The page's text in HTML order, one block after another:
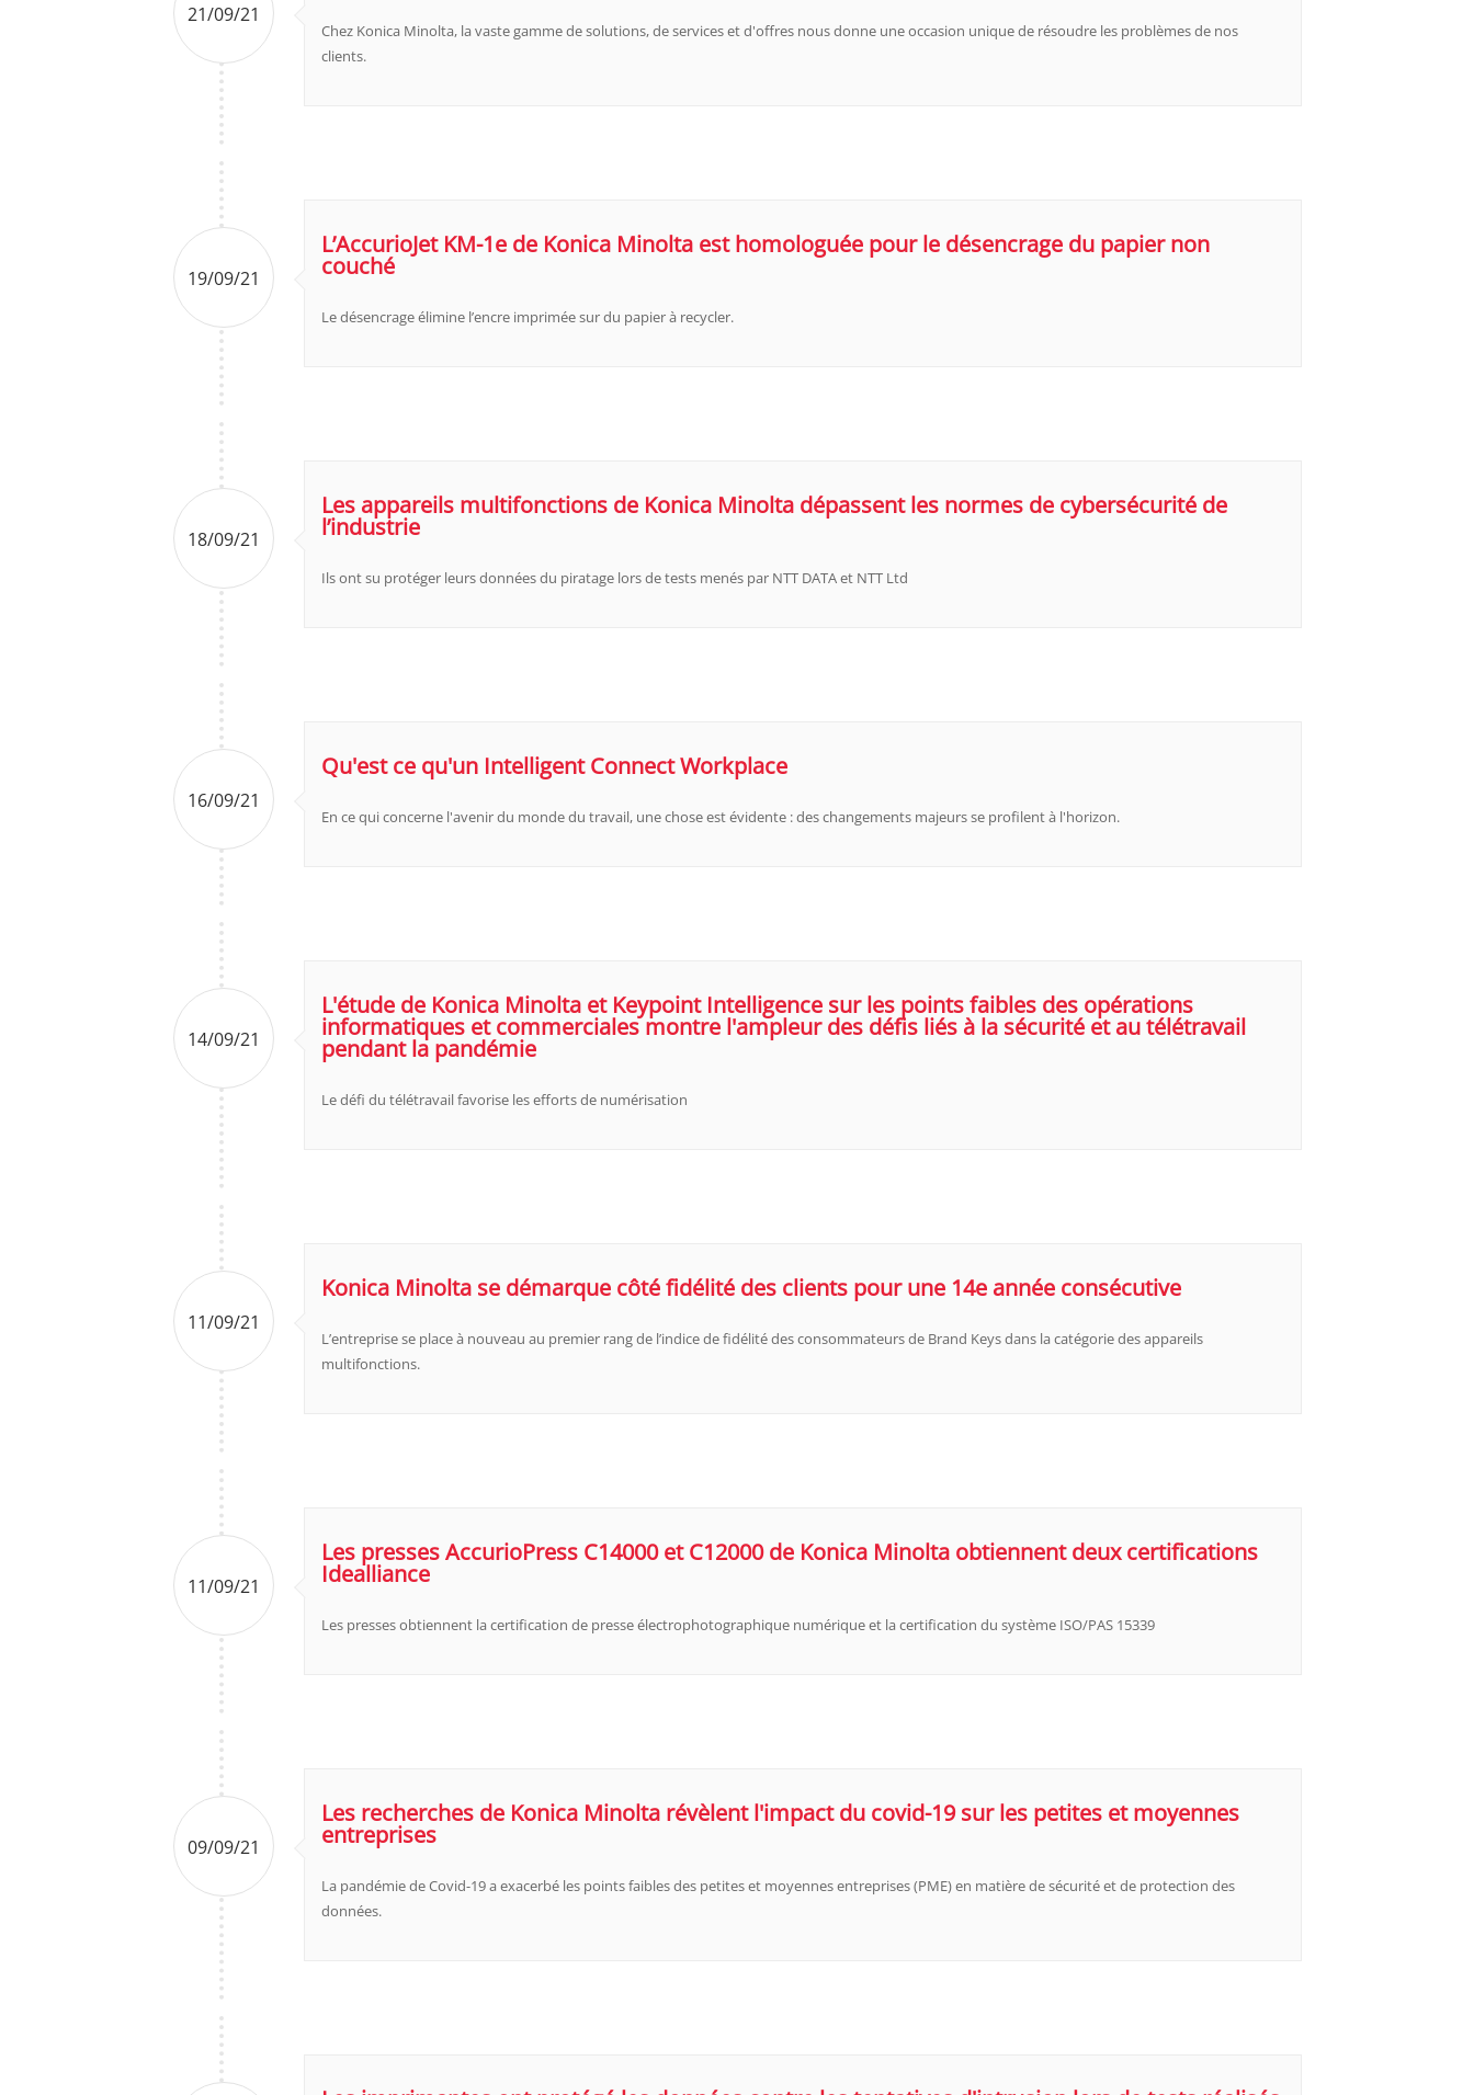
21/09/21
Chez Konica Minolta, la vaste gamme de solutions, de services et d'offres nous donne une occasion unique de résoudre les problèmes de nos
clients.
19/09/21
L’AccurioJet KM-1e de Konica Minolta est homologuée pour le désencrage du papier non
couché
Le désencrage élimine l’encre imprimée sur du papier à recycler.
18/09/21
Les appareils multifonctions de Konica Minolta dépassent les normes de cybersécurité de
l’industrie
Ils ont su protéger leurs données du piratage lors de tests menés par NTT DATA et NTT Ltd
16/09/21
Qu'est ce qu'un Intelligent Connect Workplace
En ce qui concerne l'avenir du monde du travail, une chose est évidente : des changements majeurs se profilent à l'horizon.
14/09/21
L'étude de Konica Minolta et Keypoint Intelligence sur les points faibles des opérations
informatiques et commerciales montre l'ampleur des défis liés à la sécurité et au télétravail
pendant la pandémie
Le défi du télétravail favorise les efforts de numérisation
11/09/21
Konica Minolta se démarque côté fidélité des clients pour une 14e année consécutive
L’entreprise se place à nouveau au premier rang de l’indice de fidélité des consommateurs de Brand Keys dans la catégorie des appareils
multifonctions.
11/09/21
Les presses AccurioPress C14000 et C12000 de Konica Minolta obtiennent deux certifications
Idealliance
Les presses obtiennent la certification de presse électrophotographique numérique et la certification du système ISO/PAS 15339
09/09/21
Les recherches de Konica Minolta révèlent l'impact du covid-19 sur les petites et moyennes
entreprises
La pandémie de Covid-19 a exacerbé les points faibles des petites et moyennes entreprises (PME) en matière de sécurité et de protection des
données.